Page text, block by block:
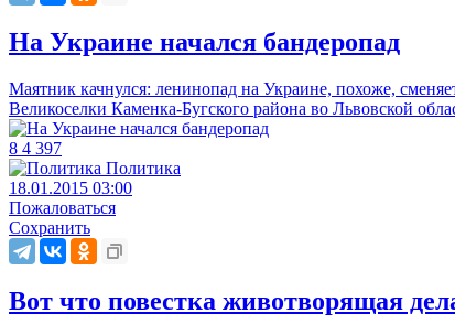
На Украине начался бандеропад
Маятник качнулся: ленинопад на Украине, похоже,
Великоселки Каменка-Бугского района во Львовской
8 4 397
Политика
18.01.2015 03:00
Пожаловаться
Сохранить
Вот что повестка животворящая